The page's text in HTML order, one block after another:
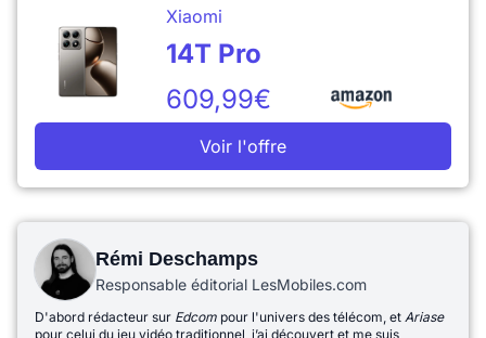
Xiaomi
14T Pro
609,99€
Voir l'offre
Rémi Deschamps
Responsable éditorial LesMobiles.com
D'abord rédacteur sur Edcom pour l'univers des télécom, et Ariase
pour celui du jeu vidéo traditionnel, j’ai découvert et me suis